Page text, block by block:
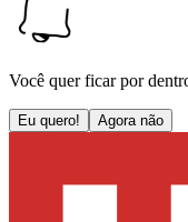
Você quer ficar por
Eu quero! Agora não